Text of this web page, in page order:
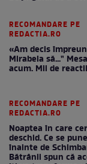
RECOMANDARE PE
REDACTIA.RO
«Am decis
Mirabela să..."
acum. Mii de
RECOMANDARE PE
REDACTIA.RO
Noaptea în care
deschid. Ce se
înainte de
Bătrânii spun că